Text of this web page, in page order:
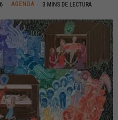
AGENDA 3 MINS DE LECTURA